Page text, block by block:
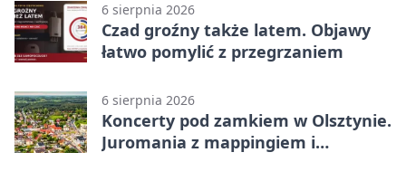
6 sierpnia 2026
Czad groźny także latem. Objawy
łatwo pomylić z przegrzaniem
6 sierpnia 2026
Koncerty pod zamkiem w Olsztynie.
Juromania z mappingiem i